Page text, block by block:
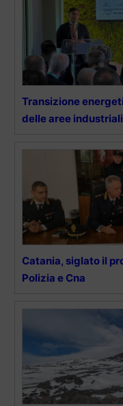
Transizione
delle aree
Catania, siglato il
Polizia e Cna